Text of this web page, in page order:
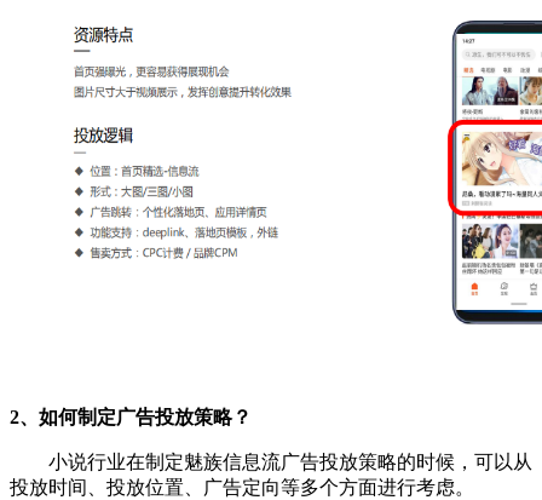
2、如何制定广告投放策略？
小说行业在制定魅族信息流广告投放策略的时候，可以从
投放时间、投放位置、广告定向等多个方面进行考虑。